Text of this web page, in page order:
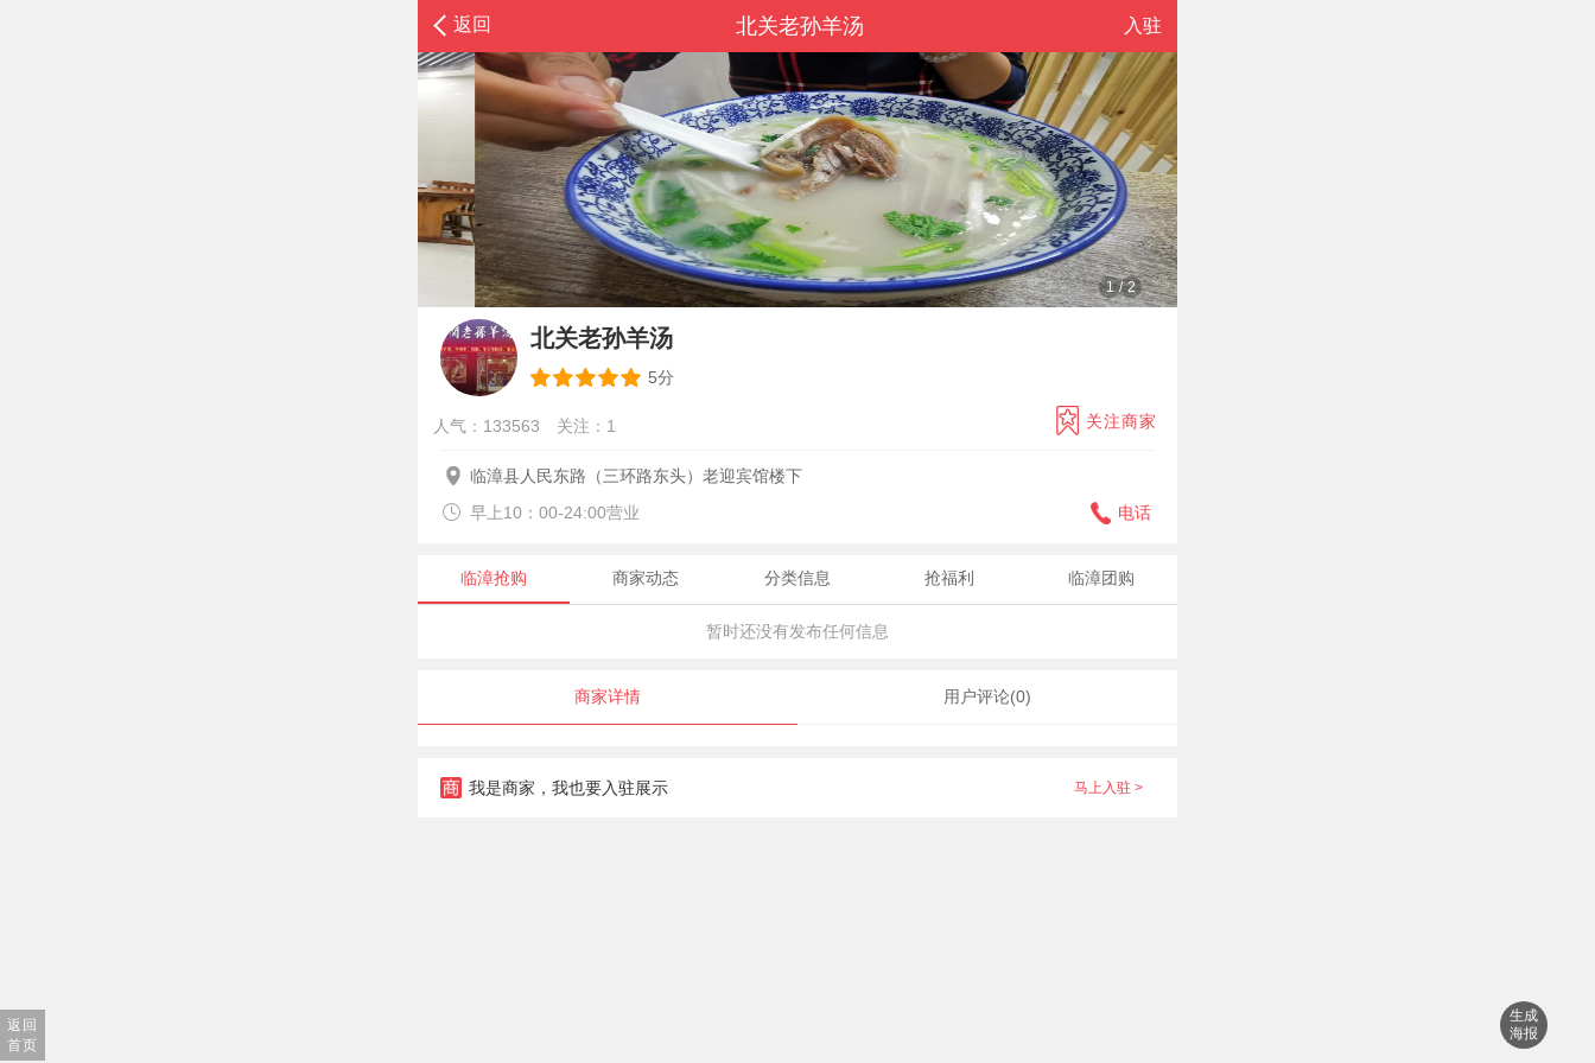
返回 北关老孙羊汤 入驻
1 / 2
北关老孙羊汤
5分
人气：133563 关注： 1 关注商家
临漳县人民东路（三环路东头）老迎宾馆楼下
电话
早上10：00-24:00营业
临漳抢购 商家动态 分类信息 抢福利 临漳团购
暂时还没有发布任何信息
商家详情 用户评论(0)
马上入驻 >
我是商家，我也要入驻展示
返回
首页
生成
海报